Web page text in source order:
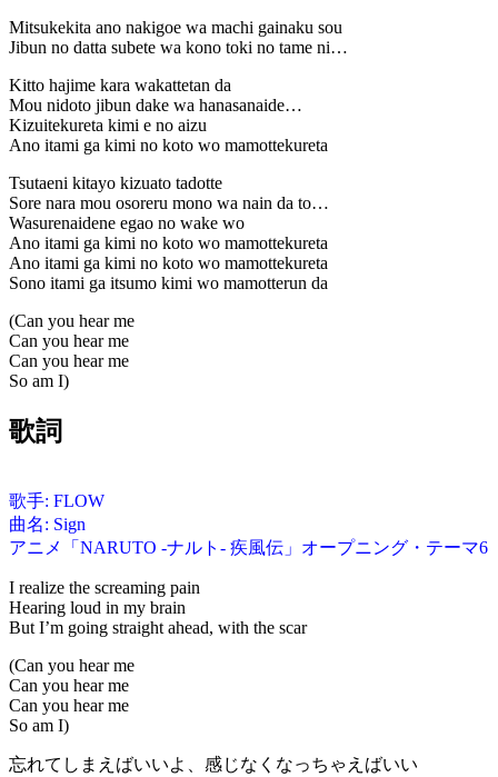
Mitsukekita ano nakigoe wa machi gainaku sou
Jibun no datta subete wa kono toki no tame ni…
Kitto hajime kara wakattetan da
Mou nidoto jibun dake wa hanasanaide…
Kizuitekureta kimi e no aizu
Ano itami ga kimi no koto wo mamottekureta
Tsutaeni kitayo kizuato tadotte
Sore nara mou osoreru mono wa nain da to…
Wasurenaidene egao no wake wo
Ano itami ga kimi no koto wo mamottekureta
Ano itami ga kimi no koto wo mamottekureta
Sono itami ga itsumo kimi wo mamotterun da
(Can you hear me
Can you hear me
Can you hear me
So am I)
歌詞
歌手: FLOW
曲名: Sign
アニメ「NARUTO -ナルト- 疾風伝」オープニング・テーマ6
I realize the screaming pain
Hearing loud in my brain
But I’m going straight ahead, with the scar
(Can you hear me
Can you hear me
Can you hear me
So am I)
忘れてしまえばいいよ、感じなくなっちゃえばいい